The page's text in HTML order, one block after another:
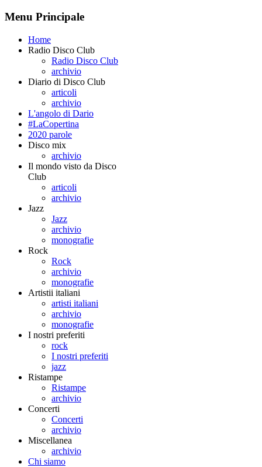
Menu Principale
Home
Radio Disco Club
Radio Disco Club
archivio
Diario di Disco Club
articoli
archivio
L'angolo di Dario
#LaCopertina
2020 parole
Disco mix
archivio
Il mondo visto da Disco
Club
articoli
archivio
Jazz
Jazz
archivio
monografie
Rock
Rock
archivio
monografie
Artistii italiani
artisti italiani
archivio
monografie
I nostri preferiti
rock
I nostri preferiti
jazz
Ristampe
Ristampe
archivio
Concerti
Concerti
archivio
Miscellanea
archivio
Chi siamo